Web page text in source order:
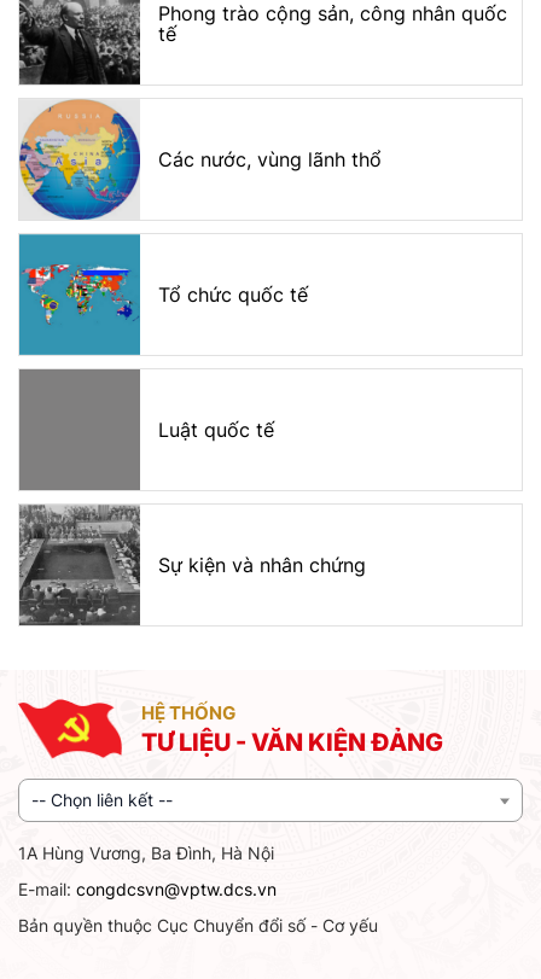
Phong trào cộng sản, công nhân quốc
tế
Các nước, vùng lãnh thổ
Tổ chức quốc tế
Luật quốc tế
Sự kiện và nhân chứng
HỆ THỐNG
TƯ LIỆU - VĂN KIỆN ĐẢNG
-- Chọn liên kết --
1A Hùng Vương, Ba Đình, Hà Nội
E-mail: congdcsvn@vptw.dcs.vn
Bản quyền thuộc Cục Chuyển đổi số - Cơ yếu